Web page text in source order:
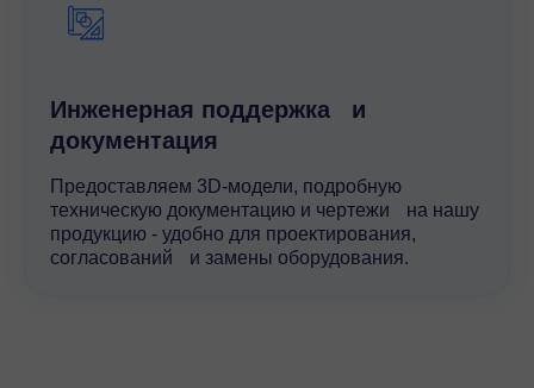
Инженерная поддержка и
документация
Предоставляем 3D-модели, подробную
техническую документацию и чертежи на нашу
продукцию - удобно для проектирования,
согласований и замены оборудования.